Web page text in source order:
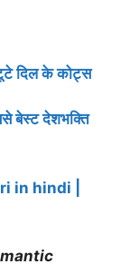
दिल के कोट्स
देशभक्ति
in hindi |